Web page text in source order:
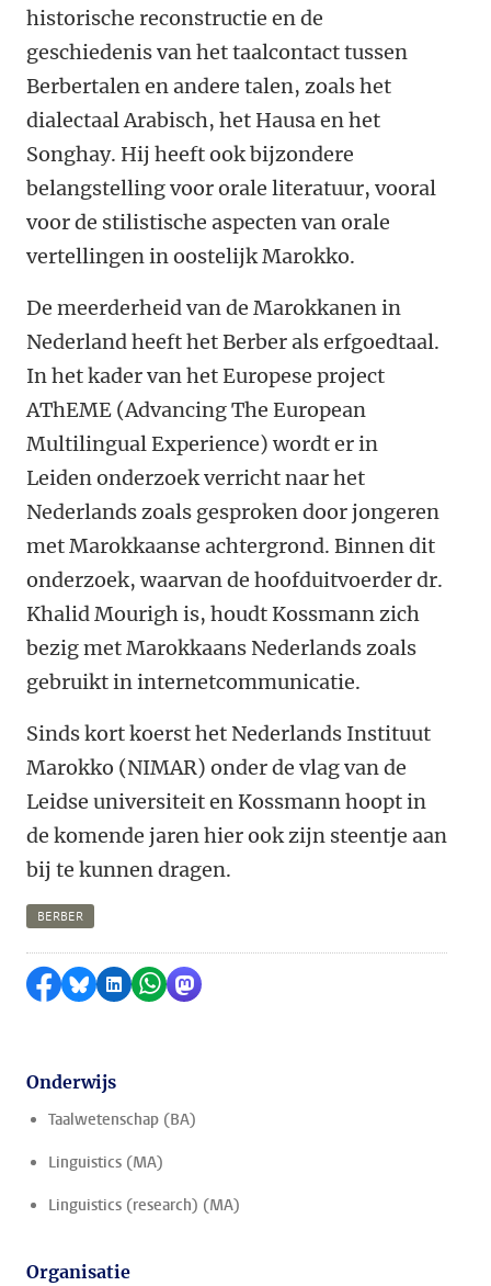
historische reconstructie en de
geschiedenis van het taalcontact tussen
Berbertalen en andere talen, zoals het
dialectaal Arabisch, het Hausa en het
Songhay. Hij heeft ook bijzondere
belangstelling voor orale literatuur, vooral
voor de stilistische aspecten van orale
vertellingen in oostelijk Marokko.
De meerderheid van de Marokkanen in
Nederland heeft het Berber als erfgoedtaal.
In het kader van het Europese project
AThEME (Advancing The European
Multilingual Experience) wordt er in
Leiden onderzoek verricht naar het
Nederlands zoals gesproken door jongeren
met Marokkaanse achtergrond. Binnen dit
onderzoek, waarvan de hoofduitvoerder dr.
Khalid Mourigh is, houdt Kossmann zich
bezig met Marokkaans Nederlands zoals
gebruikt in internetcommunicatie.
Sinds kort koerst het Nederlands Instituut
Marokko (NIMAR) onder de vlag van de
Leidse universiteit en Kossmann hoopt in
de komende jaren hier ook zijn steentje aan
bij te kunnen dragen.
BERBER
Delen op Facebook
Delen via Bluesky
Delen op LinkedIn
Delen via WhatsApp
Delen via Mastodon
Onderwijs
Taalwetenschap (BA)
Linguistics (MA)
Linguistics (research) (MA)
Organisatie